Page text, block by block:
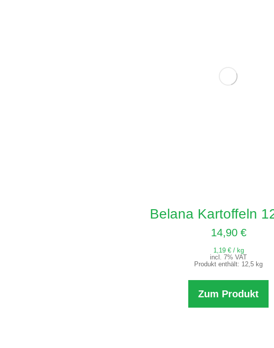
Belana Kartoffeln
14,90 €
1,19 €/ kg
incl. 7% VAT
Produkt enthält: 12,5 kg
Zum Produkt